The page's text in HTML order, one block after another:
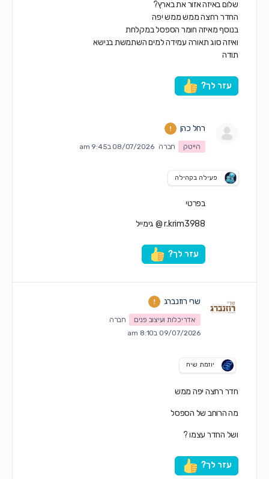
שלום באיזה אזור את בארץ?
החדר רחצה ממש ממש יפה
בנוסף מאיזה חומר הספסל במקלחת
ואיזה סוג תאורה עמידה למים השתמשת בנישא
תודה
עזר לך?
רחל כהן
הייטק חברה 08/07/2026 ב9:45 am
פעילה בקהילה
בפרטי
r.krim3988 @ גימייל
עזר לך?
שרי רוזנברג
אדריכלות ועיצוב פנים
חברה
09/07/2026 ב8:10 am
יוזמת שיח
חדר רחצה יפה ממש
מה הרוחב של הספסל
ושל החדר עצמו ?
עזר לך?